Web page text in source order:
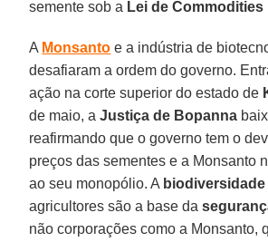
semente sob a Lei de
A Monsanto e a indústria de
desafiaram a ordem do governo.
ação na corte superior do estado de
de maio, aJustiça de Bopanna
reafirmando que o governo tem o
preços das sementes e a Monsanto
ao seu monopólio. A biodiversidade
agricultores são a base da
não corporações como a Monsanto,